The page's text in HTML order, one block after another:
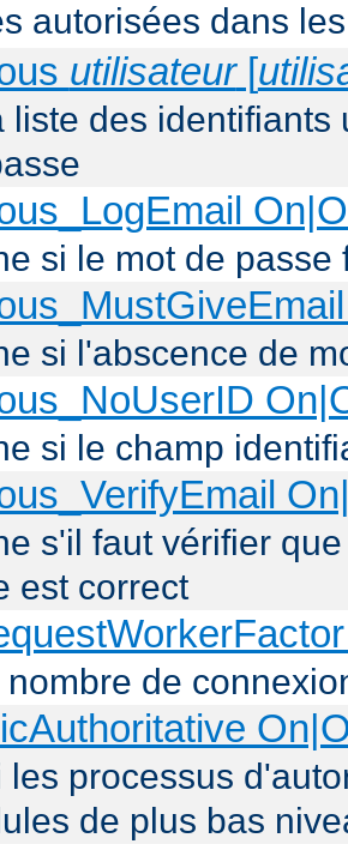
autorisées dans
utilisateur[
liste des
si le mot de
si l'abscence de
si le champ
s'il faut vérifier
est correct
nombre de
les processus
de plus bas